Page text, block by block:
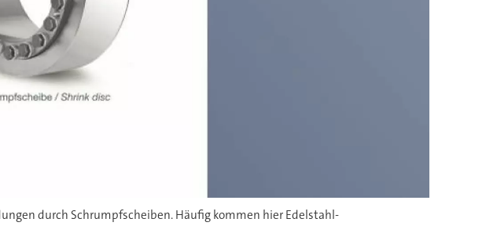
durch Schrumpfscheiben. Häufig kommen hier Edelstahl-